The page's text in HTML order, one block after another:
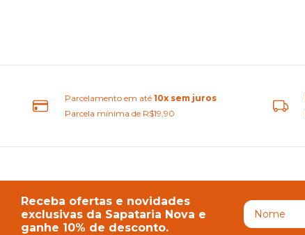
Parcelamento em até10x sem juros
Parcela mínima de R$19,90
Receba ofertas e novidades
exclusivas da Sapataria Nova e
ganhe 10% de desconto.